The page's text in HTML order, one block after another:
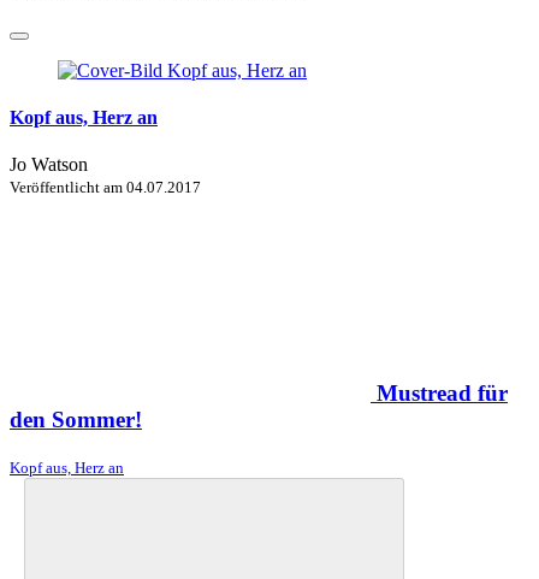
Kopf aus, Herz an
Jo Watson
Veröffentlicht am 04.07.2017
Mustread für
den Sommer!
Kopf aus, Herz an